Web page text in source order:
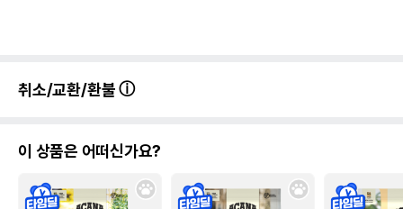
취소/교환/환불
이 상품은 어떠신가요?